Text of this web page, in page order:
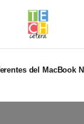
del MacBook